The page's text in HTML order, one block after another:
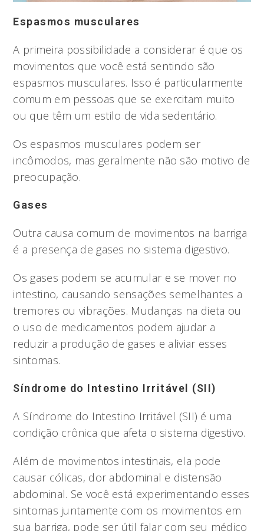
Espasmos musculares
A primeira possibilidade a considerar é que os
movimentos que você está sentindo são
espasmos musculares. Isso é particularmente
comum em pessoas que se exercitam muito
ou que têm um estilo de vida sedentário.
Os espasmos musculares podem ser
incômodos, mas geralmente não são motivo de
preocupação.
Gases
Outra causa comum de movimentos na barriga
é a presença de gases no sistema digestivo.
Os gases podem se acumular e se mover no
intestino, causando sensações semelhantes a
tremores ou vibrações. Mudanças na dieta ou
o uso de medicamentos podem ajudar a
reduzir a produção de gases e aliviar esses
sintomas.
Síndrome do Intestino Irritável (SII)
A Síndrome do Intestino Irritável (SII) é uma
condição crônica que afeta o sistema digestivo.
Além de movimentos intestinais, ela pode
causar cólicas, dor abdominal e distensão
abdominal. Se você está experimentando esses
sintomas juntamente com os movimentos em
sua barriga, pode ser útil falar com seu médico